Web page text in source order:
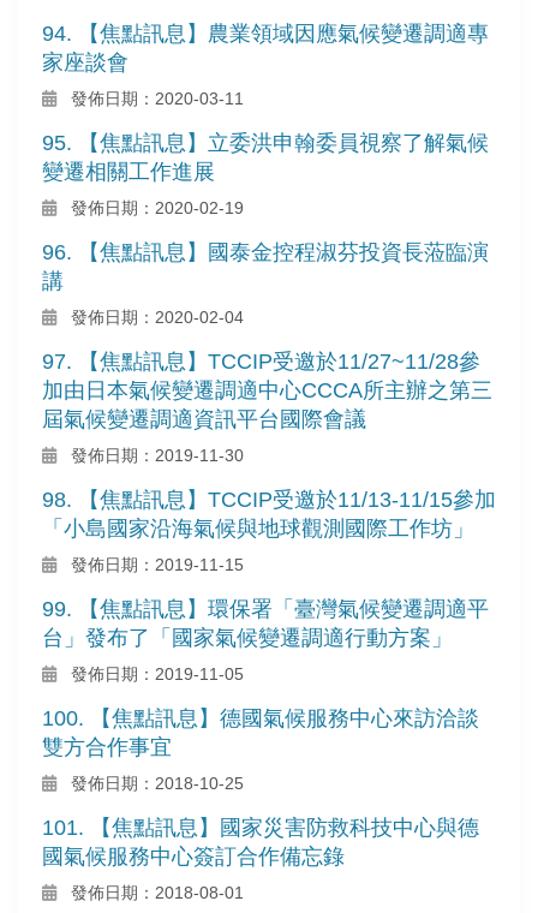
94. 【焦點訊息】農業領域因應氣候變遷調適專
家座談會
發佈日期：2020-03-11
95. 【焦點訊息】立委洪申翰委員視察了解氣候
變遷相關工作進展
發佈日期：2020-02-19
96. 【焦點訊息】國泰金控程淑芬投資長蒞臨演
講
發佈日期：2020-02-04
97. 【焦點訊息】TCCIP受邀於11/27~11/28參
加由日本氣候變遷調適中心CCCA所主辦之第三
屆氣候變遷調適資訊平台國際會議
發佈日期：2019-11-30
98. 【焦點訊息】TCCIP受邀於11/13-11/15參加
「小島國家沿海氣候與地球觀測國際工作坊」
發佈日期：2019-11-15
99. 【焦點訊息】環保署「臺灣氣候變遷調適平
台」發布了「國家氣候變遷調適行動方案」
發佈日期：2019-11-05
100. 【焦點訊息】德國氣候服務中心來訪洽談
雙方合作事宜
發佈日期：2018-10-25
101. 【焦點訊息】國家災害防救科技中心與德
國氣候服務中心簽訂合作備忘錄
發佈日期：2018-08-01